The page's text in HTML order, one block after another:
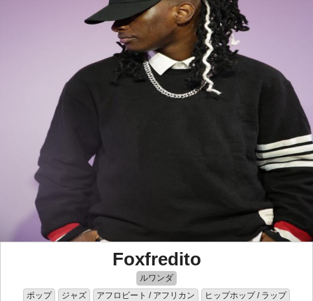
Foxfredito
ルワンダ
ポップ
ジャズ アフロビート / アフリカン ヒップホップ / ラップ